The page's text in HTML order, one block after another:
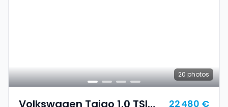
20 photos
Volkswagen Taigo 1.0 TSI
22 480 €